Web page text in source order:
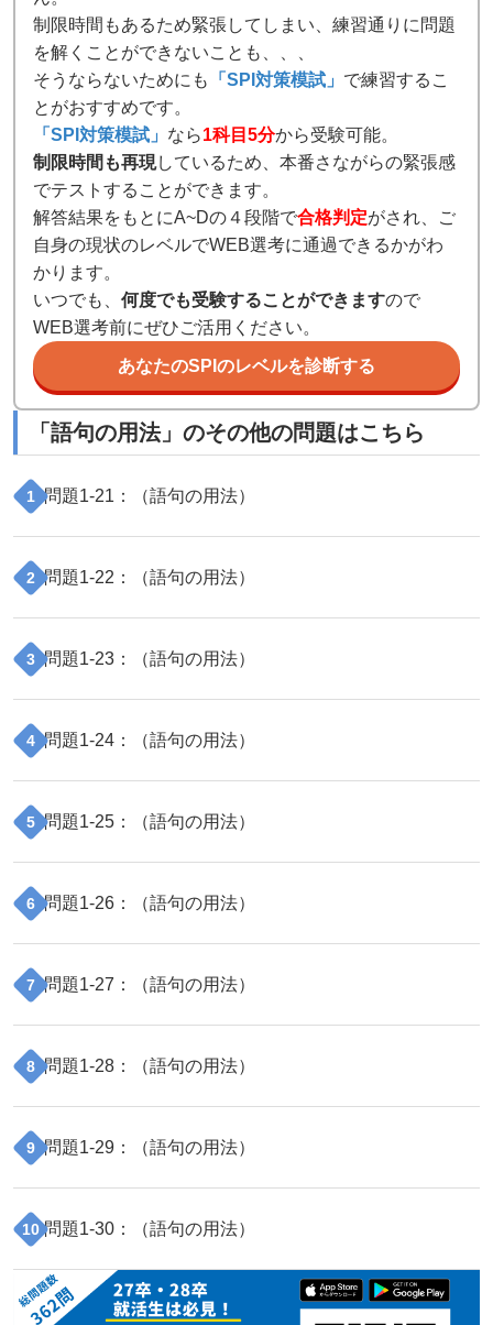
制限時間もあるため緊張してしまい、練習通りに問題
を解くことができないことも、、、
そうならないためにも
「SPI対策模試」 で練習するこ
とがおすすめです。
「SPI対策模試」 なら1科目5分から受験可能。
制限時間も再現しているため、本番さながらの緊張感
でテストすることができます。
解答結果をもとにA~Dの４段階で合格判定がされ、ご
自身の現状のレベルでWEB選考に通過できるかがわ
かります。
いつでも、 何度でも受験することができますので
WEB選考前にぜひご活用ください。
あなたのSPIのレベルを診断する
「 語句の用法」のその他の問題はこちら
1 問題1-21 ：（語句の用法）
2 問題1-22 ：（語句の用法）
3 問題1-23 ：（語句の用法）
4 問題1-24 ：（語句の用法）
5 問題1-25 ：（語句の用法）
6 問題1-26 ：（語句の用法）
7 問題1-27 ：（語句の用法）
8 問題1-28 ：（語句の用法）
9 問題1-29 ：（語句の用法）
10 問題1-30 ：（語句の用法）